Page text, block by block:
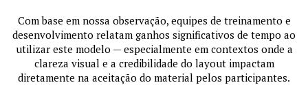
Com base em nossa observação, equipes de treinamento e
desenvolvimento relatam ganhos significativos de tempo ao
utilizar este modelo — especialmente em contextos onde a
clareza visual e a credibilidade do layout impactam
diretamente na aceitação do material pelos participantes.